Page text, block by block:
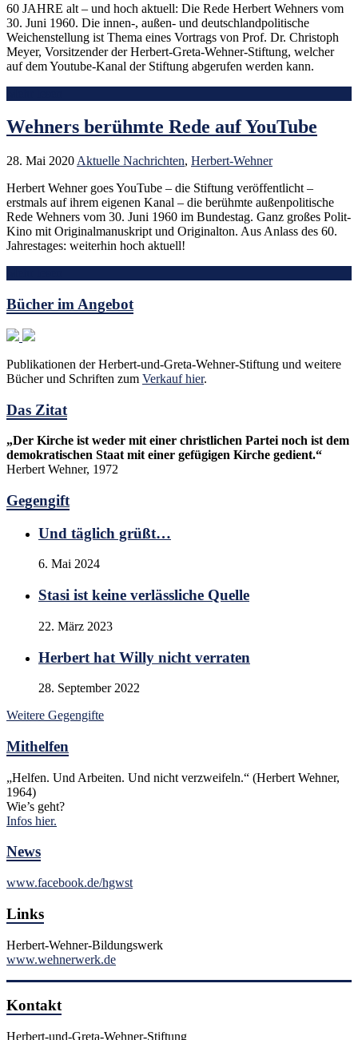
60 JAHRE alt – und hoch aktuell: Die Rede Herbert Wehners vom
30. Juni 1960. Die innen-, außen- und deutschlandpolitische
Weichenstellung ist Thema eines Vortrags von Prof. Dr. Christoph
Meyer, Vorsitzender der Herbert-Greta-Wehner-Stiftung, welcher
auf dem Youtube-Kanal der Stiftung abgerufen werden kann.
Wehners berühmte Rede auf YouTube
28. Mai 2020 Aktuelle Nachrichten, Herbert-Wehner
Herbert Wehner goes YouTube – die Stiftung veröffentlicht –
erstmals auf ihrem eigenen Kanal – die berühmte außenpolitische
Rede Wehners vom 30. Juni 1960 im Bundestag. Ganz großes Polit-
Kino mit Originalmanuskript und Originalton. Aus Anlass des 60.
Jahrestages: weiterhin hoch aktuell!
Bücher im Angebot
Publikationen der Herbert-und-Greta-Wehner-Stiftung und weitere
Bücher und Schriften zum Verkauf hier.
Das Zitat
„Der Kirche ist weder mit einer christlichen Partei noch ist dem
demokratischen Staat mit einer gefügigen Kirche gedient.“
Herbert Wehner, 1972
Gegengift
Und täglich grüßt…
6. Mai 2024
Stasi ist keine verlässliche Quelle
22. März 2023
Herbert hat Willy nicht verraten
28. September 2022
Weitere Gegengifte
Mithelfen
„Helfen. Und Arbeiten. Und nicht verzweifeln.“ (Herbert Wehner,
1964)
Wie’s geht?
Infos hier.
News
www.facebook.de/hgwst
Links
Herbert-Wehner-Bildungswerk
www.wehnerwerk.de
Kontakt
Herbert-und-Greta-Wehner-Stiftung